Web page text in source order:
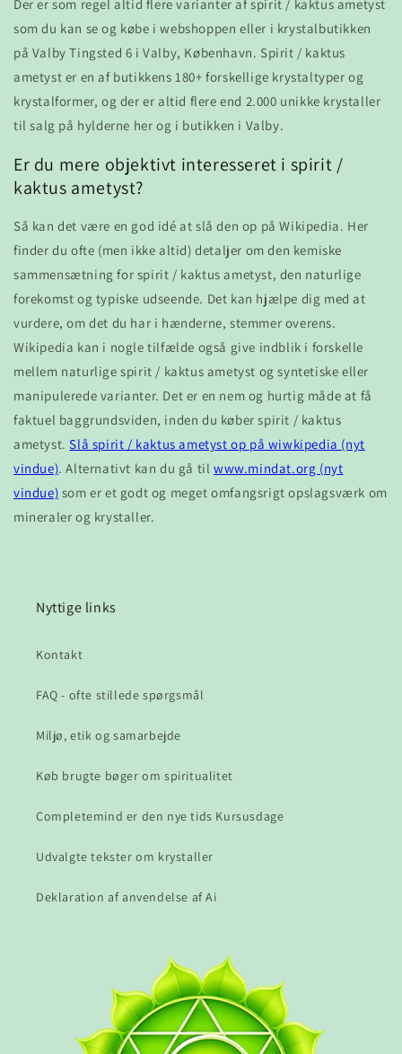
Der er som regel altid flere varianter af spirit / kaktus ametyst
som du kan se og købe i webshoppen eller i krystalbutikken
på Valby Tingsted 6 i Valby, København. Spirit / kaktus
ametyst er en af butikkens 180+ forskellige krystaltyper og
krystalformer, og der er altid flere end 2.000 unikke krystaller
til salg på hylderne her og i butikken i Valby.
Er du mere objektivt interesseret i spirit /
kaktus ametyst?
Så kan det være en god idé at slå den op på Wikipedia. Her
finder du ofte (men ikke altid) detaljer om den kemiske
sammensætning for spirit / kaktus ametyst, den naturlige
forekomst og typiske udseende. Det kan hjælpe dig med at
vurdere, om det du har i hænderne, stemmer overens.
Wikipedia kan i nogle tilfælde også give indblik i forskelle
mellem naturlige spirit / kaktus ametyst og syntetiske eller
manipulerede varianter. Det er en nem og hurtig måde at få
faktuel baggrundsviden, inden du køber spirit / kaktus
ametyst.Slå spirit / kaktus ametyst op på wiwkipedia (nyt
vindue). Alternativt kan du gå tilwww.mindat.org (nyt
vindue) som er et godt og meget omfangsrigt opslagsværk om
mineraler og krystaller.
Nyttige links
Kontakt
FAQ - ofte stillede spørgsmål
Miljø, etik og samarbejde
Køb brugte bøger om spiritualitet
Completemind er den nye tids Kursusdage
Udvalgte tekster om krystaller
Deklaration af anvendelse af Ai